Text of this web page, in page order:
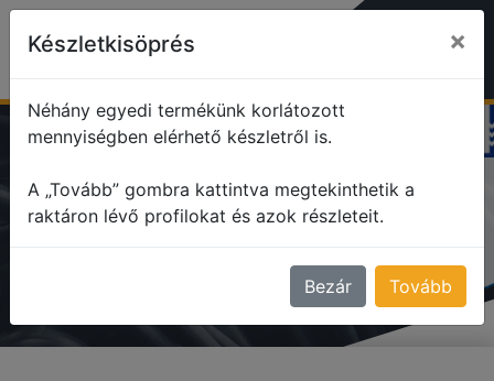
profile
gumi profilok
Készletkisöprés ×
Néhány egyedi termékünk korlátozott
mennyiségben elérhető készletről is.
A „Tovább” gombra kattintva megtekinthetik a
raktáron lévő profilokat és azok részleteit.
Bezár Tovább